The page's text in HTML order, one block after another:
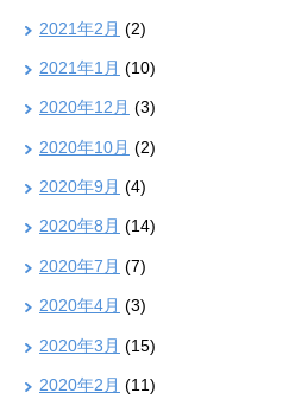
2021年2月 (2)
2021年1月 (10)
2020年12月 (3)
2020年10月 (2)
2020年9月 (4)
2020年8月 (14)
2020年7月 (7)
2020年4月 (3)
2020年3月 (15)
2020年2月 (11)